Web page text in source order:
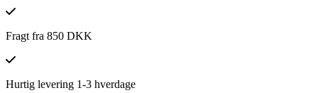
Fragt fra 850 DKK
Hurtig levering 1-3 hverdage